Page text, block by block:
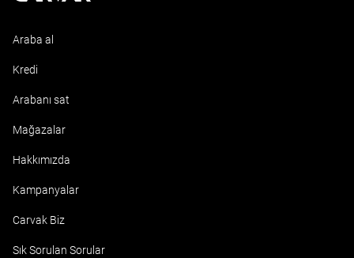
Araba al
Kredi
Arabanı sat
Mağazalar
Hakkımızda
Kampanyalar
Carvak Biz
Sık Sorulan Sorular